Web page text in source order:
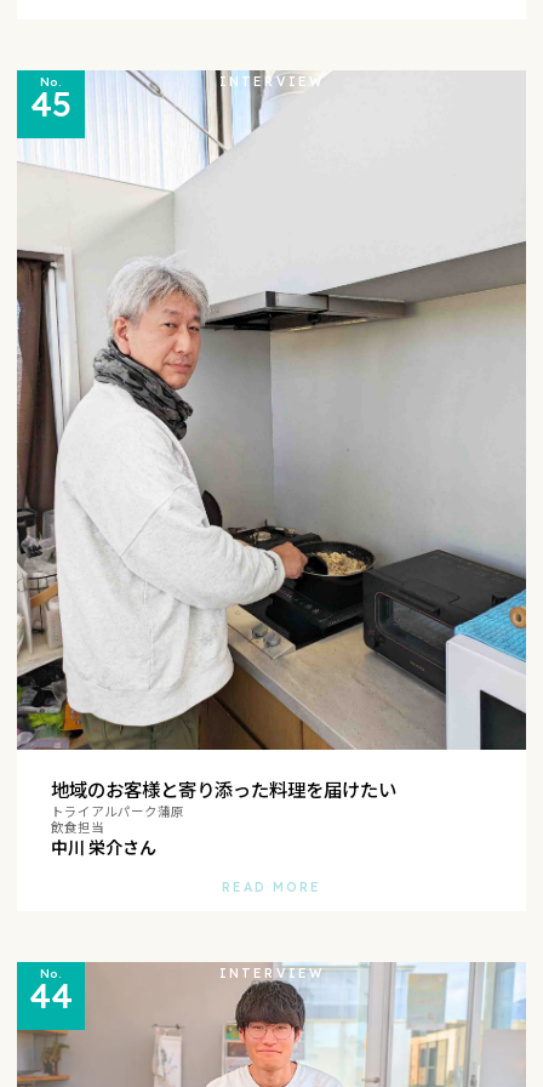
No.
45
地域のお客様と寄り添った料理を届けたい
トライアルパーク蒲原
飲食担当
中川 栄介さん
READ MORE
INTERVIEW
No.
44
INTERVIEW